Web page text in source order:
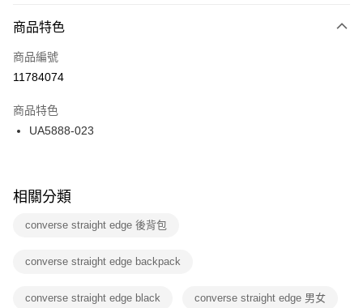
３．安心：先確認商品／服務後，再付款。
【「AFTEE先享後付」結帳流程】
１．於結帳方式選擇「AFTEE先享後付」後，將跳轉至「AFTEE先享後付」
２．訂單成立數日內，您將收到繳費通知簡訊。
３．收到繳費通知簡訊後14天內，點擊此簡訊中的連結，可透過四大超商／
ATM／網路銀行／等多元方式進行付款，方視為交易完成。
※ 交易是否成功請以「AFTEE先享後付 」之結帳頁面顯示為準，若有關於
是否繳費成功／繳費後需取消欲退款等相關疑問，請聯繫「AFTEE先享後付
客戶支援中心」https://netprotections.freshdesk.com/support/home
１．透過由恩沛科技股份有限公司提供之「AFTEE先享後付」服務完成之交
權轉讓予恩沛科技股份有限公司。
每筆NT$100，滿NT$1,500(含以上)免運費
宅配
每筆NT$100，滿NT$1,500(含以上)免運費
付款後門市自取
每筆NT$100，滿NT$1,500(含以上)免運費
商品特色
商品編號
11784074
商品特色
UA5888-023
相關分類
converse straight edge 後背包
converse straight edge backpack
converse straight edge black converse straight edge 男女